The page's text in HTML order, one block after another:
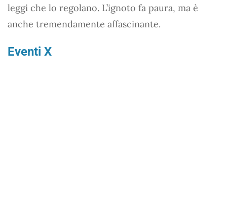
leggi che lo regolano. L’ignoto fa paura, ma è
anche tremendamente affascinante.
Eventi X